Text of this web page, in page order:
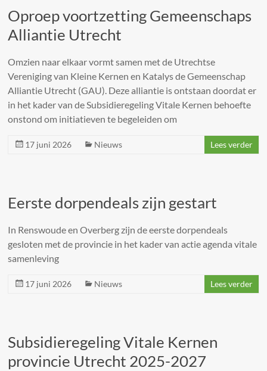
Oproep voortzetting Gemeenschaps
Alliantie Utrecht
Omzien naar elkaar vormt samen met de Utrechtse
Vereniging van Kleine Kernen en Katalys de Gemeenschap
Alliantie Utrecht (GAU). Deze alliantie is ontstaan doordat er
in het kader van de Subsidieregeling Vitale Kernen behoefte
onstond om initiatieven te begeleiden om
17 juni 2026 Nieuws Lees verder
Eerste dorpendeals zijn gestart
In Renswoude en Overberg zijn de eerste dorpendeals
gesloten met de provincie in het kader van actie agenda vitale
samenleving
17 juni 2026 Nieuws Lees verder
Subsidieregeling Vitale Kernen
provincie Utrecht 2025-2027